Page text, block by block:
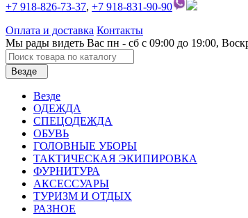
+7 918-826-73-37, +7 918-831-90-90
Оплата и доставка Контакты
Мы рады видеть Вас пн - сб с 09:00 до 19:00,
Везде
Везде
ОДЕЖДА
СПЕЦОДЕЖДА
ОБУВЬ
ГОЛОВНЫЕ УБОРЫ
ТАКТИЧЕСКАЯ ЭКИПИРОВКА
ФУРНИТУРА
АКСЕССУАРЫ
ТУРИЗМ И ОТДЫХ
РАЗНОЕ